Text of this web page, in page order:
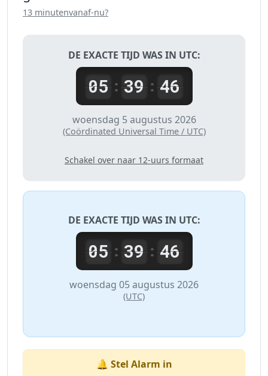
13 minutenvanaf-nu?
DE EXACTE TIJD WAS IN UTC:
05: 39: 46
woensdag 5 augustus 2026
(Coördinated Universal Time / UTC)
Schakel over naar 12-uurs formaat
DE EXACTE TIJD WAS IN UTC:
05: 39: 46
woensdag 05 augustus 2026
(UTC)
🔔 Stel Alarm in